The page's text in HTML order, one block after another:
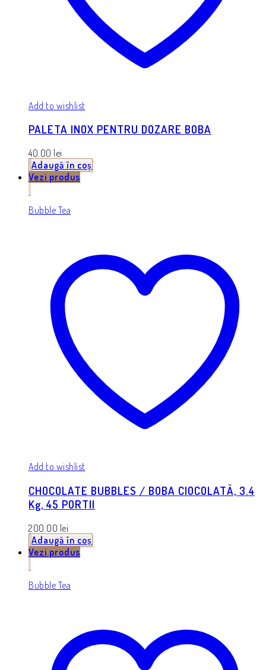
Add to wishlist
PALETA INOX PENTRU DOZARE BOBA
40.00 lei
Adaugă în coș
Vezi produs
Bubble Tea
Add to wishlist
CHOCOLATE BUBBLES / BOBA CIOCOLATĂ, 3.4
Kg, 45 PORTII
200.00 lei
Adaugă în coș
Vezi produs
Bubble Tea